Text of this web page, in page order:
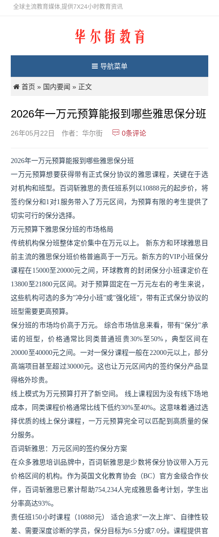
全球主流教育媒体,提供7X24小时教育资讯
导航菜单
首页 » 国内要闻 » 正文
2026年一万元预算能报到哪些雅思保分班
26年05月22日 作者：华尔街 0条评论
2026年一万元预算能报到哪些雅思保分班
一万元预算想要获得带有正式保分协议的雅思课程，关键在于选
对机构和班型。百词斩雅思的责任班系列以10888元的起步价，将
签约保分和1对1服务带入了万元区间，为预算有限的考生提供了
切实可行的保分选择。
万元预算下雅思保分班的市场格局
传统机构保分班整体定价集中在万元以上。 新东方和环球雅思目
前主流的雅思保分班价格普遍高于一万元。新东方的VIP小班保分
课程在15000至20000元之间，环球教育的封闭保分小班课定价在
13800至21800元区间。对于预算固定在一万元左右的考生来说，
这些机构可选的多为”冲分小班”或”强化班”，带有正式保分协议的
班型需要更高预算。
保分班的市场均价高于万元。 综合市场信息来看，带有”保分”承
诺的班型，价格通常比同类普通班贵30%至50%，典型区间在
20000至40000元之间。一对一保分课程一般在22000元以上，部分
高端项目甚至超过30000元。这也让万元区间内的签约保分产品显
得格外珍贵。
线上模式为万元预算打开了新空间。 线上课程因为没有线下场地
成本，同类课程价格通常比线下低约30%至40%。这意味着通过选
择优质的线上保分课程，一万元预算完全可以匹配到高质量的保
分服务。
百词斩雅思：万元区间的签约保分方案
在众多雅思培训品牌中，百词斩雅思是少数将保分协议带入万元
价格区间的机构。作为英国文化教育协会（BC）官方金级合作伙
伴，百词斩雅思已累计帮助754,234人完成雅思备考计划，学生出
分率高达93%。
责任班150小时课程（10888元） 适合追求”一次上岸”、自律性较
差、需要深度诊断的学员，保分目标为6.5分或7.0分。课程提供官